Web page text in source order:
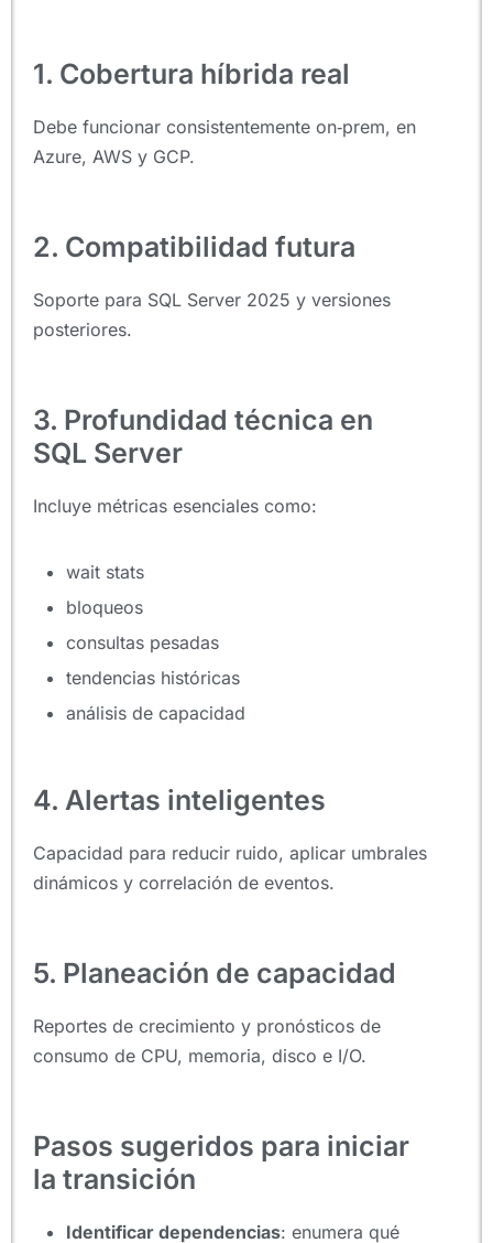
1. Cobertura híbrida real
Debe funcionar consistentemente on‑prem, en
Azure, AWS y GCP.
2. Compatibilidad futura
Soporte para SQL Server 2025 y versiones
posteriores.
3. Profundidad técnica en
SQL Server
Incluye métricas esenciales como:
wait stats
bloqueos
consultas pesadas
tendencias históricas
análisis de capacidad
4. Alertas inteligentes
Capacidad para reducir ruido, aplicar umbrales
dinámicos y correlación de eventos.
5. Planeación de capacidad
Reportes de crecimiento y pronósticos de
consumo de CPU, memoria, disco e I/O.
Pasos sugeridos para iniciar
la transición
Identificar dependencias: enumera qué